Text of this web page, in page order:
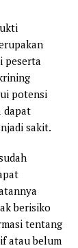
peserta
potensi
dapat
sakit.
berisiko
tentang
atau belum